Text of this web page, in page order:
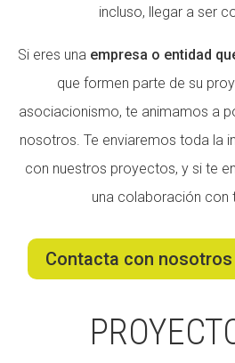
incluso, llegar a ser
Si eres una empresa o entidad
que formen parte de su
asociacionismo, te animamos a
nosotros. Te enviaremos toda la
con nuestros proyectos, y si te
una colaboración con
Contacta con
CONEIX FUNDESPLAI
Els comptes clars
Proposta educativa